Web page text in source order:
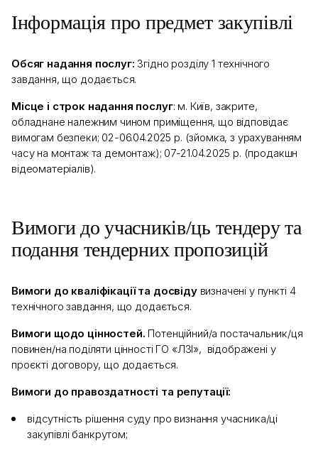
Інформація про предмет закупівлі
Обсяг надання послуг: Згідно розділу 1 технічного
завдання, що додається.
Місце і строк надання послуг: м. Київ, закрите,
обладнане належним чином приміщення, що відповідає
вимогам безпеки; 02-06.04.2025 р. (зйомка, з урахуванням
часу на монтаж та демонтаж); 07-21.04.2025 р. (продакшн
відеоматеріалів).
Вимоги до учасників/ць тендеру та
подання тендерних пропозицій
Вимоги до кваліфікації та досвіду визначені у пункті 4
технічного завдання, що додається.
Вимоги щодо цінностей. Потенційний/а постачальник/ця
повинен/на поділяти цінності ГО «ЛЗІ», відображені у
проєкті договору, що додається.
Вимоги до правоздатності та репутації:
відсутність рішення суду про визнання учасника/ці
закупівлі банкрутом;